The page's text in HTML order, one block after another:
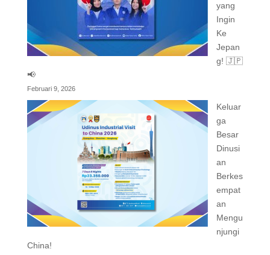
yang
Ingin
Ke
Jepan
g! 🇯🇵
📢
Februari 9, 2026
Keluar
ga
Besar
Dinusi
an
Berkes
empat
an
Mengu
njungi
China!